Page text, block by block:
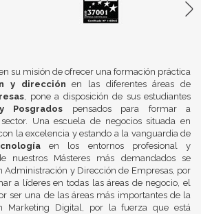
su misión de ofrecer una formación práctica
y dirección en las diferentes áreas de
, pone a disposición de sus estudiantes
Posgrados pensados para formar a
Una escuela de negocios situada en
la excelencia y estando a la vanguardia de
en los entornos profesional y
nuestros Másteres más demandados se
Administración y Dirección de Empresas, por
a líderes en todas las áreas de negocio, el
ser una de las áreas más importantes de la
Marketing Digital, por la fuerza que está